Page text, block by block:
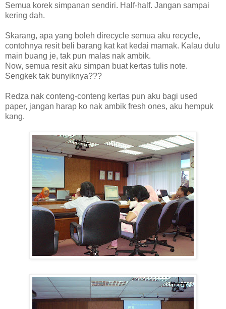
Semua korek simpanan sendiri. Half-half. Jangan sampai
kering dah.
Skarang, apa yang boleh direcycle semua aku recycle,
contohnya resit beli barang kat kat kedai mamak. Kalau dulu
main buang je, tak pun malas nak ambik.
Now, semua resit aku simpan buat kertas tulis note.
Sengkek tak bunyiknya???
Redza nak conteng-conteng kertas pun aku bagi used
paper, jangan harap ko nak ambik fresh ones, aku hempuk
kang.